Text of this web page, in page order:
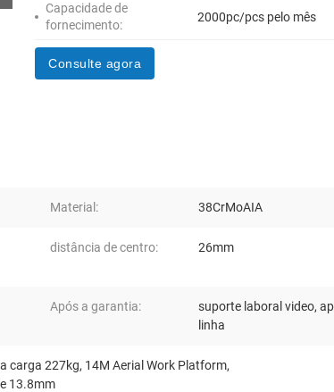
Capacidade de
fornecimento:
2000pc/pcs pelo mês
Consulte agora
Material: 38CrMoAIA
distância de centro: 26mm
Após a garantia:
suporte laboral video,
linha
carga 227kg, 14M Aerial Work Platform,
13.8mm